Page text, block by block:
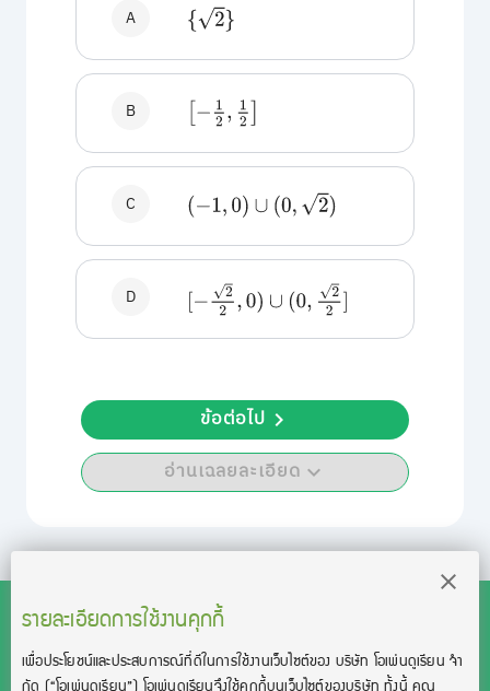
A {2}
B −12,12
C (−1,0)∪( 0, 2)
D [−22,0)∪( 0 22]
อ่านเฉลยละเอียด
ข้อต่อไป
รายละเอียดการใช้งานคุกกี้
เพื่อประโยชน์และประสบการณ์ที่ดีในการใช้งานเว็บไซต์ของ บริษัท โอเพ่นดูเรียน จํา
กัด (“โอเพ่นดูเรียน”)โอเพ่นดูเรียนจึงใช้คุกกี้บนเว็บไซต์ของบริษัท ทั้งนี้ คุณ
สงวนลิขสิทธิ์โดย บริษัท โอเพ่นดูเรียน จำกัด 2021 ©︎ OpenDurian